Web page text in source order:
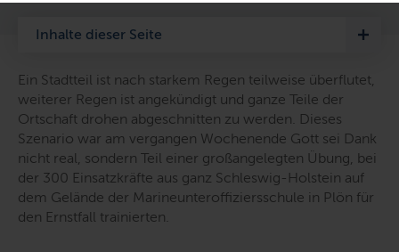
Inhalte dieser Seite
Ein Stadtteil ist nach starkem Regen teilweise überflutet,
weiterer Regen ist angekündigt und ganze Teile der
Ortschaft drohen abgeschnitten zu werden. Dieses
Szenario war am vergangen Wochenende Gott sei Dank
nicht real, sondern Teil einer großangelegten Übung, bei
der 300 Einsatzkräfte aus ganz Schleswig-Holstein auf
dem Gelände der Marineunteroffiziersschule in Plön für
den Ernstfall trainierten.